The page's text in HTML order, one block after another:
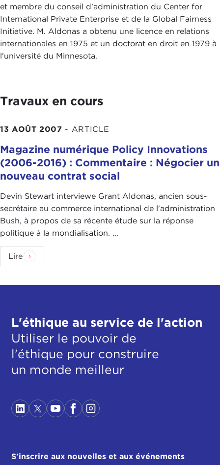
et membre du conseil d'administration du Center for
International Private Enterprise et de la Global Fairness
Initiative. M. Aldonas a obtenu une licence en relations
internationales en 1975 et un doctorat en droit en 1979 à
l'université du Minnesota.
Travaux en cours
13 AOÛT 2007 - ARTICLE
Magazine numérique Policy Innovations
(2006-2016) : Commentaire : Négocier un
nouveau contrat social
Devin Stewart interviewe Grant Aldonas, ancien sous-
secrétaire au commerce international de l'administration
Bush, à propos de sa récente étude sur la réponse
politique à la mondialisation. ...
Lire
L'éthique au service de l'action
Utiliser le pouvoir de
l'éthique pour construire
un monde meilleur
S'inscrire aux nouvelles et aux événements